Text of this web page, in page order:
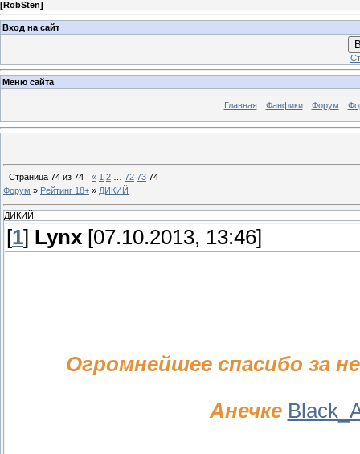
[RobSten]
Вход на сайт
Меню сайта
Главная Фанфики Форум
Страница 74 из 74 « 1 2 72 73 74
Форум » Рейтинг 18+ » ДИКИЙ
ДИКИЙ
[1] Lynx [07.10.2013, 13:46]
Огромнейшее спасибо за
Анечке